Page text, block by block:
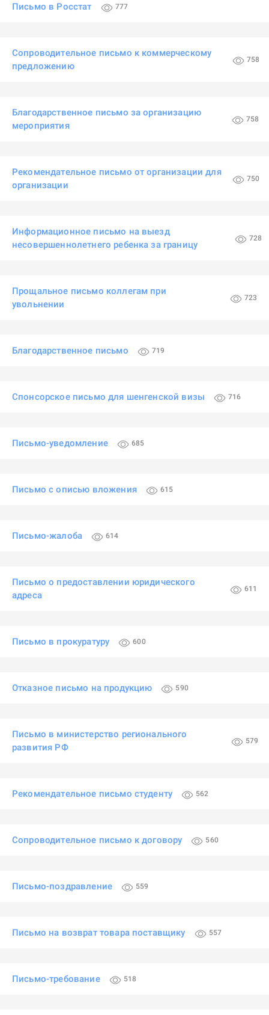
Письмо в Росстат 777
Сопроводительное письмо к коммерческому
предложению
758
Благодарственное письмо за организацию
мероприятия
758
Рекомендательное письмо от организации для
организации
750
Информационное письмо на выезд
несовершеннолетнего ребенка за границу
728
Прощальное письмо коллегам при
увольнении
723
Благодарственное письмо 719
Спонсорское письмо для шенгенской визы 716
Письмо-уведомление 685
Письмо с описью вложения 615
Письмо-жалоба 614
Письмо о предоставлении юридического
адреса
611
Письмо в прокуратуру 600
Отказное письмо на продукцию 590
Письмо в министерство регионального
развития РФ
579
Рекомендательное письмо студенту 562
Сопроводительное письмо к договору 560
Письмо-поздравление 559
Письмо на возврат товара поставщику 557
Письмо-требование 518